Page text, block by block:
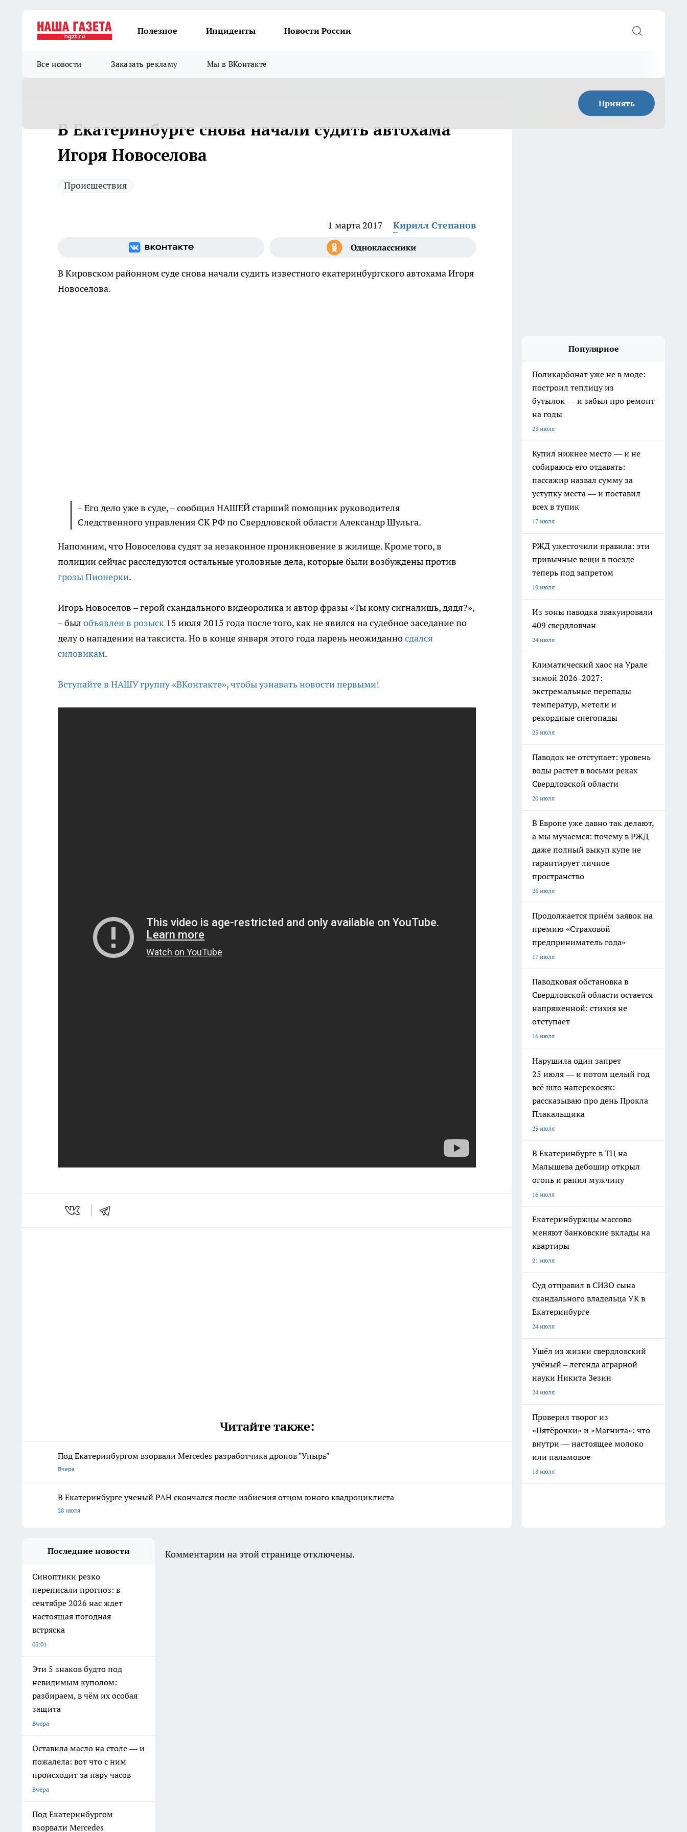
Полезное Инциденты Новости России
Все новости Заказать рекламу Мы в ВКонтакте
Принять
В Екатеринбурге снова начали судить автохама
Игоря Новоселова
Происшествия
1 марта 2017 Кирилл Степанов
В Кировском районном суде снова начали судить известного екатеринбургского автохама Игоря
Новоселова.
– Его дело уже в суде, – сообщил НАШЕЙ старший помощник руководителя
Следственного управления СК РФ по Свердловской области Александр Шульга.
Напомним, что Новоселова судят за незаконное проникновение в жилище. Кроме того, в
полиции сейчас расследуются остальные уголовные дела, которые были возбуждены против
грозы Пионерки.
Игорь Новоселов – герой скандального видеоролика и автор фразы «Ты кому сигналишь, дядя?»,
– был объявлен в розыск 15 июля 2015 года после того, как не явился на судебное заседание по
делу о нападении на таксиста. Но в конце января этого года парень неожиданносдался
силовикам.
Вступайте в НАШУ группу «ВКонтакте», чтобы узнавать новости первыми!
Читайте также:
Под Екатеринбургом взорвали Mercedes разработчика дронов "Упырь"
Вчера
В Екатеринбурге ученый РАН скончался после избиения отцом юного квадроциклиста
28 июля
Популярное
Поликарбонат уже не в моде:
построил теплицу из
бутылок — и забыл про ремонт
на годы
23 июля
Купил нижнее место — и не
собираюсь его отдавать:
пассажир назвал сумму за
уступку места — и поставил
всех в тупик
17 июля
РЖД ужесточили правила: эти
привычные вещи в поезде
теперь под запретом
19 июля
Из зоны паводка эвакуировали
409 свердловчан
24 июля
Климатический хаос на Урале
зимой 2026–2027:
экстремальные перепады
температур, метели и
рекордные снегопады
25 июля
Паводок не отступает: уровень
воды растет в восьми реках
Свердловской области
20 июля
В Европе уже давно так делают,
а мы мучаемся: почему в РЖД
даже полный выкуп купе не
гарантирует личное
пространство
26 июля
Продолжается приём заявок на
премию «Страховой
предприниматель года»
17 июля
Паводковая обстановка в
Свердловской области остается
напряженной: стихия не
отступает
16 июля
Нарушила один запрет
25 июля — и потом целый год
всё шло наперекосяк:
рассказываю про день Прокла
Плакальщика
25 июля
В Екатеринбурге в ТЦ на
Малышева дебошир открыл
огонь и ранил мужчину
16 июля
Екатеринбуржцы массово
меняют банковские вклады на
квартиры
21 июля
Суд отправил в СИЗО сына
скандального владельца УК в
Екатеринбурге
24 июля
Ушёл из жизни свердловский
учёный – легенда аграрной
науки Никита Зезин
24 июля
Проверил творог из
«Пятёрочки» и «Магнита»: что
внутри — настоящее молоко
или пальмовое
18 июля
Последние новости
Синоптики резко
переписали прогноз: в
сентябре 2026 нас ждет
настоящая погодная
встряска
03:01
Эти 5 знаков будто под
невидимым куполом:
разбираем, в чём их особая
защита
Вчера
Оставила масло на столе — и
пожалела: вот что с ним
происходит за пару часов
Вчера
Под Екатеринбургом
взорвали Mercedes
Комментарии на этой странице отключены.